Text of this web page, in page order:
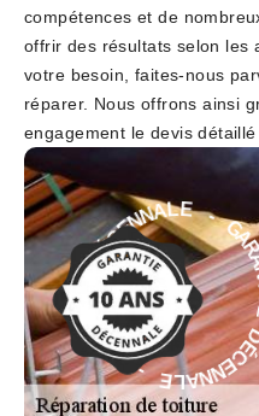
compétences et de
offrir des résultats selon les
votre besoin, faites-nous
réparer. Nous offrons ainsi
engagement le devis
G
A
R
A
N
T
I
E
D
É
C
E
N
N
ALE - GARAN
T
N
A
L
E
-